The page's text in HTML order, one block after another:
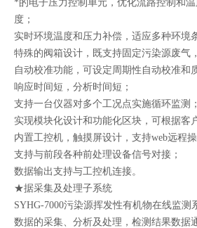
*的电子压力控制单元，优化流路控制和
度；
实时环境温度和压力补偿，适应多种环境
特殊的阀箱设计，既支持固定污染源废气
自动校准功能，可设定周期性自动校准和
响应时间短，分析时间短；
支持一台仪器对多个工况点实施循环监测；
实现模块化设计和功能化区块，可根据客
内置工控机，触摸屏设计，支持web远程操
支持与前段各种前处理设备信号对接；
数据输出支持与工控机连接。
★据采集及处理子系统
SYHG-7000污染源挥发性有机物在线监测
数据的采集、分析及处理，检测结果数据